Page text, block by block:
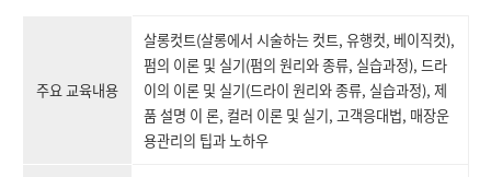
주요 교육내용
살롱컷트(살롱에서 시술하는 컷트, 유행컷, 베이직컷),
펌의 이론 및 실기(펌의 원리와 종류, 실습과정), 드라
이의 이론 및 실기(드라이 원리와 종류, 실습과정), 제
품 설명 이 론, 컬러 이론 및 실기, 고객응대법, 매장운
용관리의 팁과 노하우